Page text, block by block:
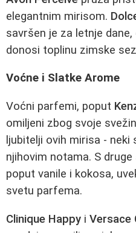
elegantnim mirisom.
savršen je za letnje dane,
donosi toplinu zimske
Voćne i Slatke Arome
Voćni parfemi, poput
omiljeni zbog svoje
ljubitelji ovih mirisa -
njihovim notama. S
poput vanile i kokosa,
svetu parfema.
Clinique Happy i Versace